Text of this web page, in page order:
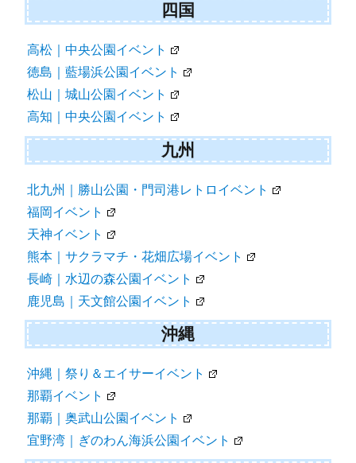
四国
高松｜中央公園イベント
徳島｜藍場浜公園イベント
松山｜城山公園イベント
高知｜中央公園イベント
九州
北九州｜勝山公園・門司港レトロイベント
福岡イベント
天神イベント
熊本｜サクラマチ・花畑広場イベント
長崎｜水辺の森公園イベント
鹿児島｜天文館公園イベント
沖縄
沖縄｜祭り＆エイサーイベント
那覇イベント
那覇｜奥武山公園イベント
宜野湾｜ぎのわん海浜公園イベント